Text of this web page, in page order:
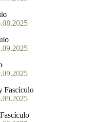
Fascículo